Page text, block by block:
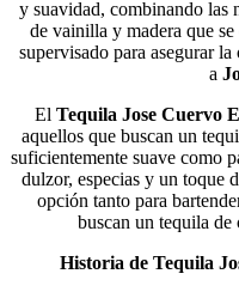
y suavidad, combinando las
de vainilla y madera que
supervisado para asegurar
a
El Tequila Jose Cuervo
aquellos que buscan un
suficientemente suave como
dulzor, especias y un toque
opción tanto para
buscan un tequila de
Historia de Tequila